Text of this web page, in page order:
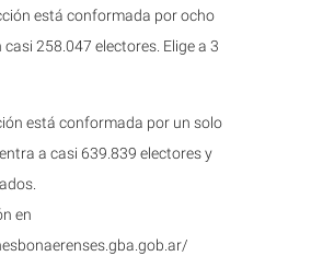
está conformada por ocho
258.047 electores. Elige a 3
está conformada por un solo
a casi 639.839 electores y
en